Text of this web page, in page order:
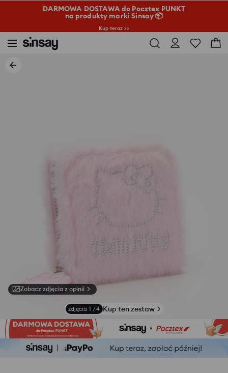
DARMOWA DOSTAWA do Pocztex PUNKT
na produkty marki Sinsay 📦
Kup teraz >>
Zobacz zdjęcia z opinii
zdjęcia 1 /4 Kup ten zestaw